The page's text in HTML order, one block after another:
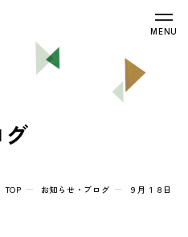
型認定こども園 たかがみねこ
MENU
TOP お知らせ・ブログ ９月１８日